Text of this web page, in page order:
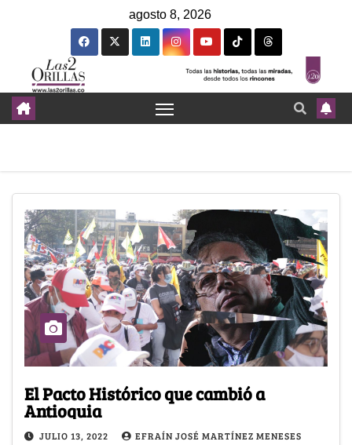
agosto 8, 2026
El Pacto Histórico que cambió a
Antioquia
JULIO 13, 2022 EFRAÍN JOSÉ MARTÍNEZ MENESES